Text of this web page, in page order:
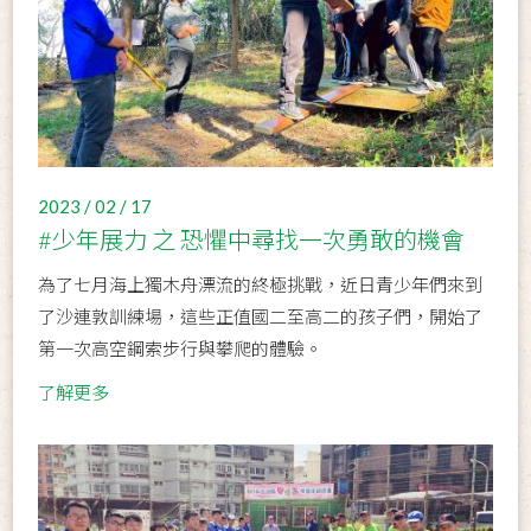
2023 / 02 / 17
#少年展力 之 恐懼中尋找一次勇敢的機會
為了七月海上獨木舟漂流的終極挑戰，近日青少年們來到
了沙連敦訓練場，這些正值國二至高二的孩子們，開始了
第一次高空鋼索步行與攀爬的體驗。
了解更多